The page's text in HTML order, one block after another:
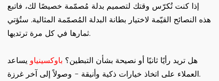
إذا كنت تُكرّس وقتك لتصميم بدلة مُصمّمة خصيصًا لك، فاتبع
هذه النصائح القيّمة لاختيار بطانة البدلة المُصمّمة المثالية. ستُؤتي
ثمارها في كل مرة ترتديها.
هل تريد رأيًا ثانيًا أو نصيحة بشأن التبطين؟ باوكسينياو يساعد
العملاء على اتخاذ خيارات ذكية وأنيقة - وصولاً إلى آخر غرزة.